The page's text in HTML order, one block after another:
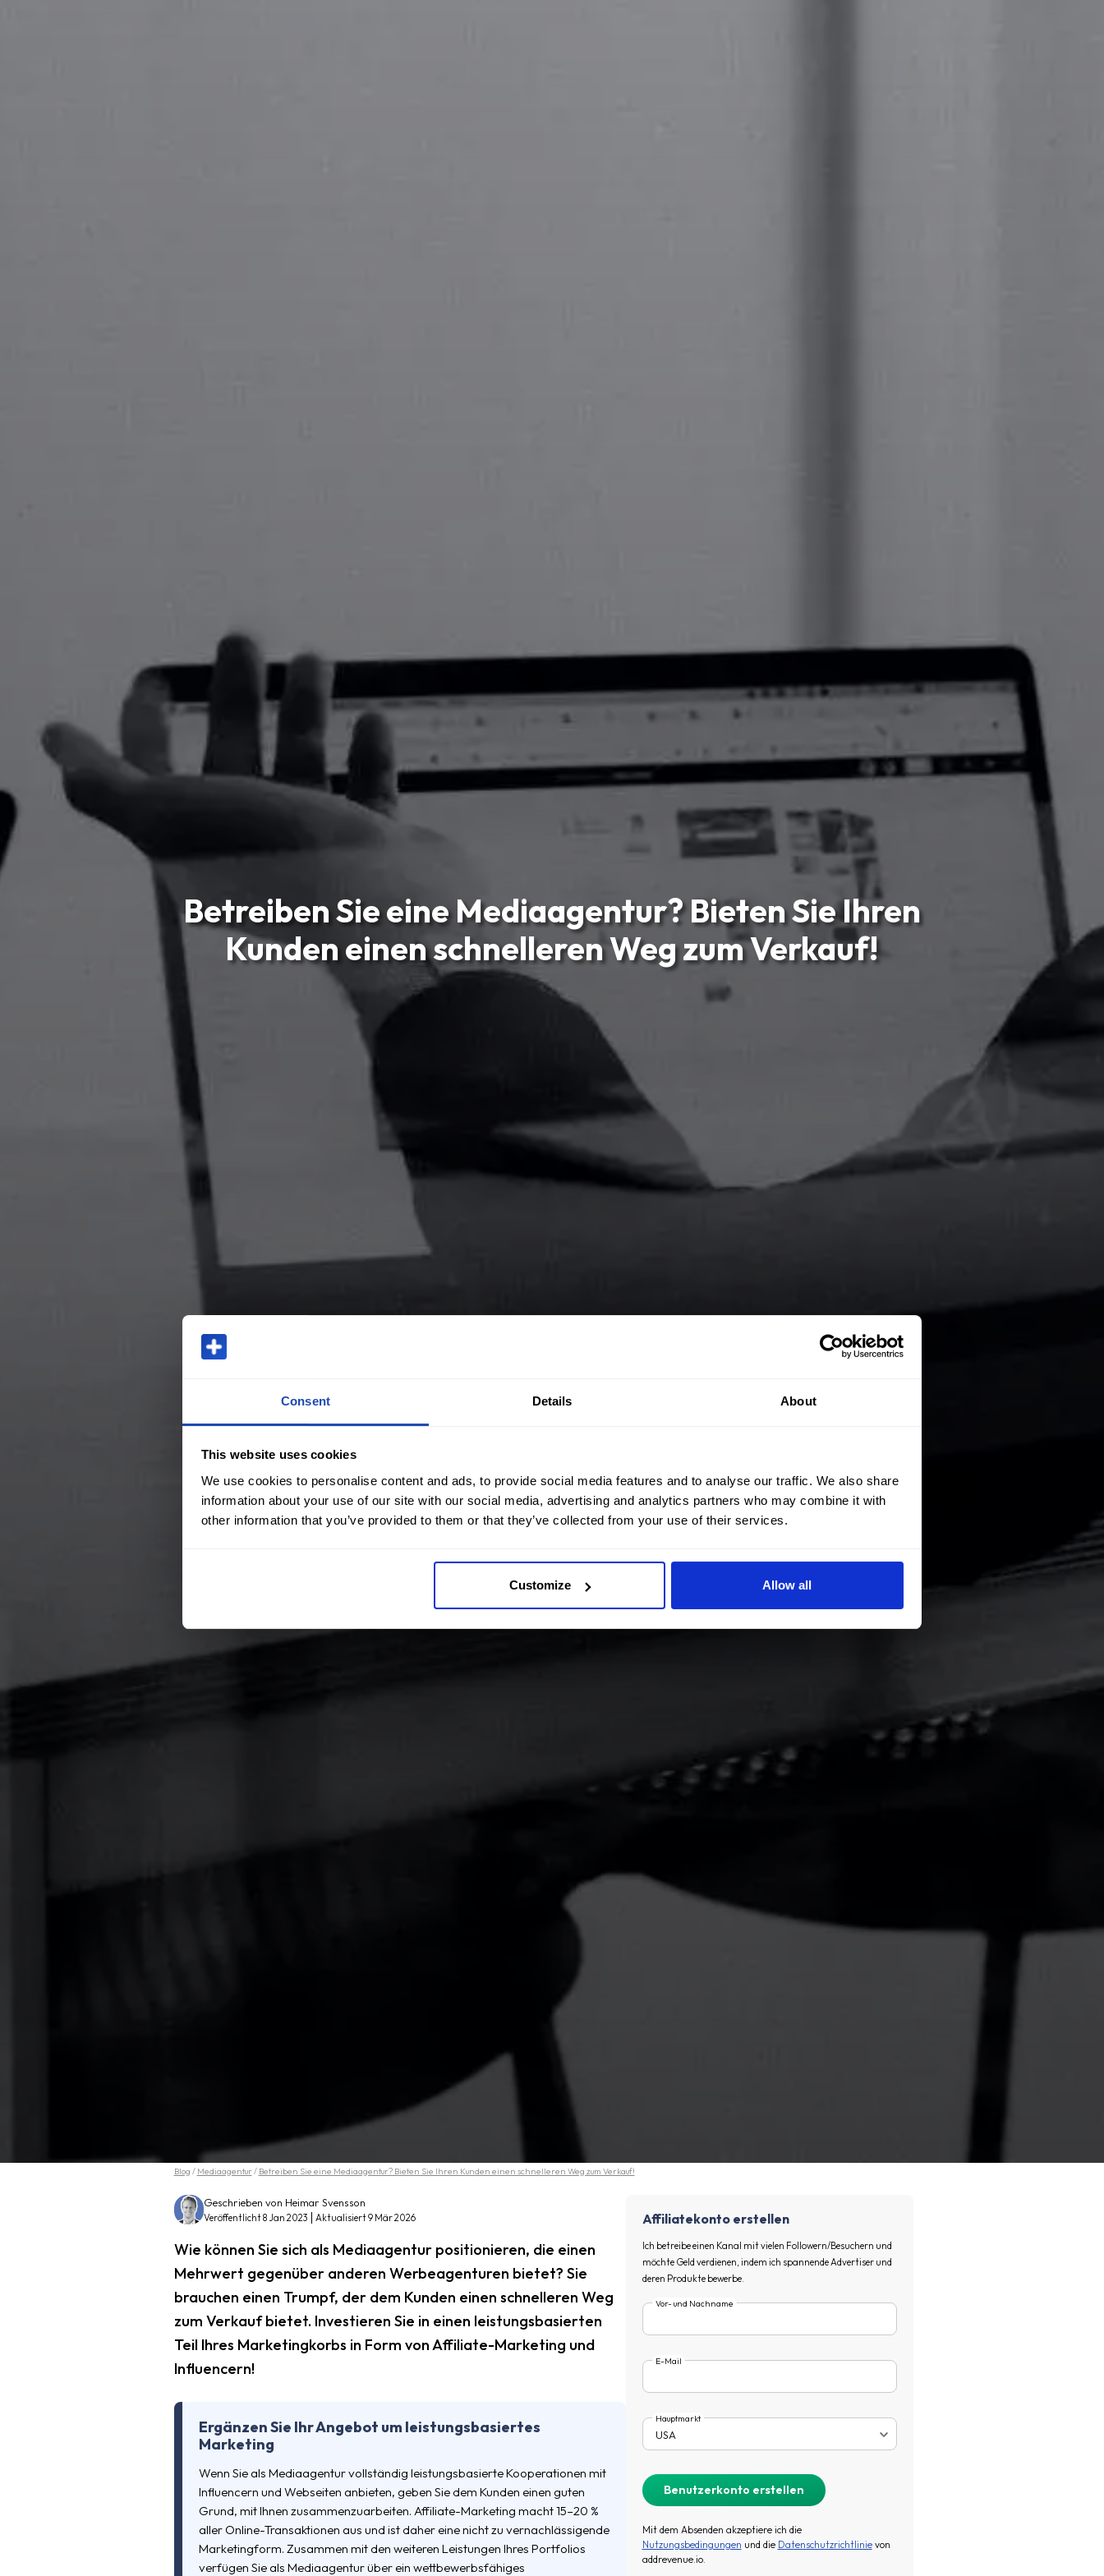
Consent Details About
This website uses cookies
We use cookies to personalise content and ads, to provide social media features and to analyse our traffic. We also share
information about your use of our site with our social media, advertising and analytics partners who may combine it with
other information that you’ve provided to them or that they’ve collected from your use of their services.
Customize Allow all
Betreiben Sie eine Mediaagentur? Bieten Sie Ihren
Kunden einen schnelleren Weg zum Verkauf!
Blog / Mediaagentur/ Betreiben Sie eine Mediaagentur? Bieten Sie Ihren Kunden einen schnelleren Weg zum Verkauf!
Geschrieben von Heimar Svensson
Veröffentlicht 8 Jan 2023 Aktualisiert 9 Mär 2026
Wie können Sie sich als Mediaagentur positionieren, die einen
Mehrwert gegenüber anderen Werbeagenturen bietet? Sie
brauchen einen Trumpf, der dem Kunden einen schnelleren Weg
zum Verkauf bietet. Investieren Sie in einen leistungsbasierten
Teil Ihres Marketingkorbs in Form von Affiliate-Marketing und
Influencern!
Ergänzen Sie Ihr Angebot um leistungsbasiertes
Marketing
Wenn Sie als Mediaagentur vollständig leistungsbasierte Kooperationen mit
Influencern und Webseiten anbieten, geben Sie dem Kunden einen guten
Grund, mit Ihnen zusammenzuarbeiten. Affiliate-Marketing macht 15–20 %
aller Online-Transaktionen aus und ist daher eine nicht zu vernachlässigende
Marketingform. Zusammen mit den weiteren Leistungen Ihres Portfolios
verfügen Sie als Mediaagentur über ein wettbewerbsfähiges
Affiliatekonto erstellen
Ich betreibe einen Kanal mit vielen Followern/Besuchern und
möchte Geld verdienen, indem ich spannende Advertiser und
deren Produkte bewerbe.
Vor- und Nachname
E-Mail
Hauptmarkt
Mit dem Absenden akzeptiere ich die
Nutzungsbedingungen und die Datenschutzrichtlinievon
addrevenue.io.